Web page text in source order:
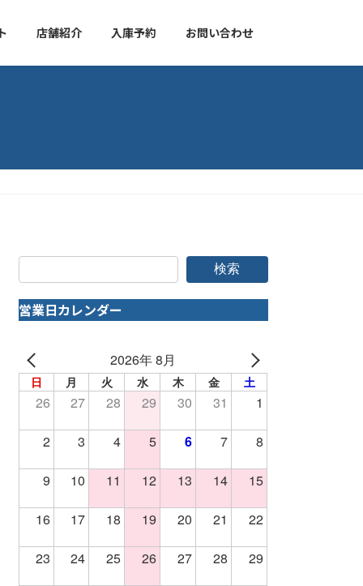
店舗紹介 入庫予約 お問い合わせ
検索
営業日カレンダー
2026年 8月
日 月 火 水 木 金 土
26 27 28 29 30 31 1
2 3 4 5 6 7 8
9 10 11 12 13 14 15
16 17 18 19 20 21 22
23 24 25 26 27 28 29